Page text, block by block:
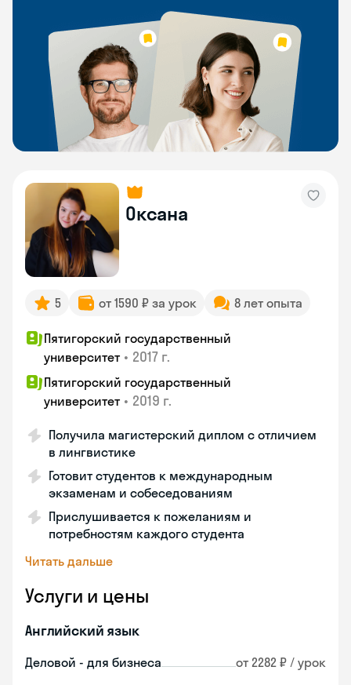
Оксана
5 от 1590 ₽ за урок 8 лет опыта
Пятигорский государственный
университет • 2017 г.
Пятигорский государственный
университет • 2019 г.
Получила магистерский диплом с отличием
в лингвистике
Готовит студентов к международным
экзаменам и собеседованиям
Прислушивается к пожеланиям и
потребностям каждого студента
Читать дальше
Услуги и цены
Английский язык
Деловой - для бизнеса от 2282 ₽ / урок